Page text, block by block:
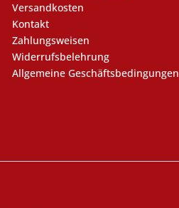
Versandkosten
Kontakt
Zahlungsweisen
Widerrufsbelehrung
Allgemeine Geschäftsbedingungen